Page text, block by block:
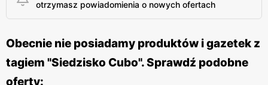
otrzymasz powiadomienia o nowych ofertach
Obecnie nie posiadamy produktów i gazetek z
tagiem "Siedzisko Cubo". Sprawdź podobne
oferty: